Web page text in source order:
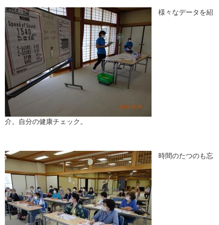
様々なデータを紹
介。自分の健康チェック。
時間のたつのも忘